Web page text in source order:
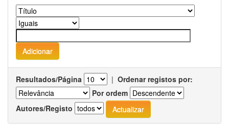
Resultados/Página | Ordenar registos por:
Por ordem
Autores/Registo